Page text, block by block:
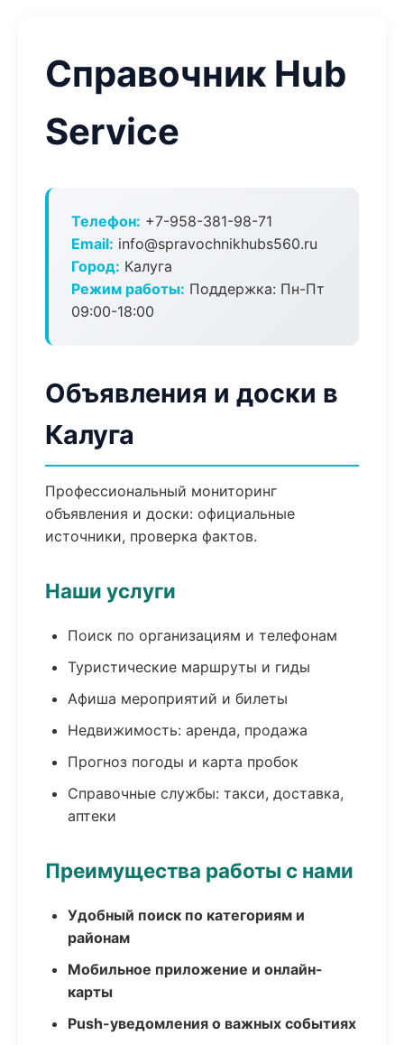
Справочник Hub
Service
Телефон: +7-958-381-98-71
Email: info@spravochnikhubs560.ru
Город: Калуга
Режим работы: Поддержка: Пн-Пт
09:00-18:00
Объявления и доски в
Калуга
Профессиональный мониторинг
объявления и доски: официальные
источники, проверка фактов.
Наши услуги
Поиск по организациям и телефонам
Туристические маршруты и гиды
Афиша мероприятий и билеты
Недвижимость: аренда, продажа
Прогноз погоды и карта пробок
Справочные службы: такси, доставка,
аптеки
Преимущества работы с нами
Удобный поиск по категориям и
районам
Мобильное приложение и онлайн-
карты
Push-уведомления о важных событиях